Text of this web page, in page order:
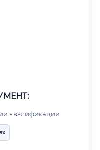
квалификации